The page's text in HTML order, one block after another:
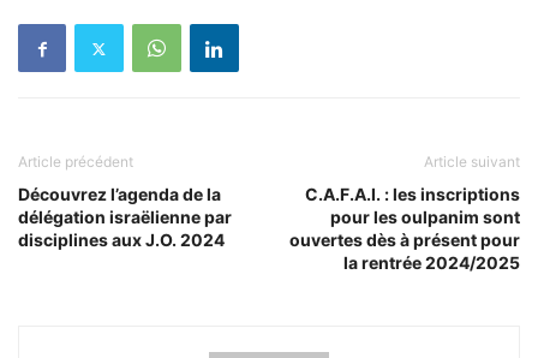
Article précédent
Découvrez l’agenda de la
délégation israëlienne par
disciplines aux J.O. 2024
Article suivant
C.A.F.A.I. : les inscriptions
pour les oulpanim sont
ouvertes dès à présent pour
la rentrée 2024/2025